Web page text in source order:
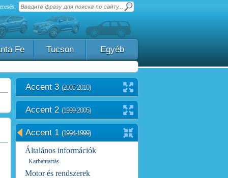
Fe Tucson Egyéb
Accent 3 (2005-2010)
Accent 2 (1999-2005)
Accent 1 (1994-1999)
Általános információk
Karbantartás
Motor és rendszerek